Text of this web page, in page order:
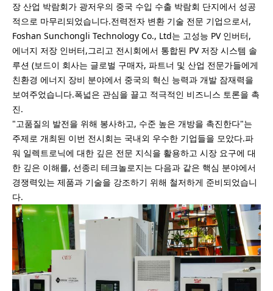
장 산업 박람회가 광저우의 중국 수입 수출 박람회 단지에서 성공
적으로 마무리되었습니다.전력전자 변환 기술 전문 기업으로서,
Foshan Sunchongli Technology Co., Ltd는 고성능 PV 인버터,
에너지 저장 인버터,그리고 전시회에서 통합된 PV 저장 시스템 솔
루션 (보드이 회사는 글로벌 구매자, 파트너 및 산업 전문가들에게
친환경 에너지 장비 분야에서 중국의 혁신 능력과 개발 잠재력을
보여주었습니다.폭넓은 관심을 끌고 적극적인 비즈니스 토론을 촉
진.
"고품질의 발전을 위해 봉사하고, 수준 높은 개방을 촉진한다"는
주제로 개최된 이번 전시회는 국내외 우수한 기업들을 모았다.파
워 일렉트로닉에 대한 깊은 전문 지식을 활용하고 시장 요구에 대
한 깊은 이해를, 선종리 테크놀로지는 다음과 같은 핵심 분야에서
경쟁력있는 제품과 기술을 강조하기 위해 철저하게 준비되었습니
다.